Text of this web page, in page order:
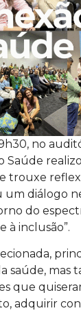
no
Saúde
trouxe
diálogo
do
à inclusão”.
saúde, mas
que
adquirir